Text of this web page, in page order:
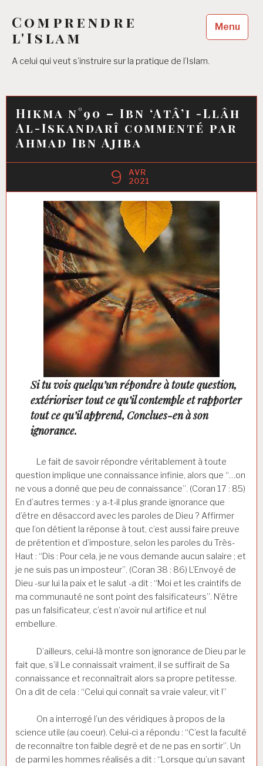
contenu
principal
Comprendre
l'Islam
A celui qui veut s’instruire sur la pratique de l’Islam.
Menu
Hikma n°90 – Ibn ‘Atâ’i -Llâh
Al-Iskandarî commenté par
Ahmad Ibn Ajiba
9
AVR
2021
Si tu vois quelqu’un répondre à toute question,
extérioriser tout ce qu’il contemple et rapporter
tout ce qu’il apprend, Conclues-en à son
ignorance.
Le fait de savoir répondre véritablement à toute
question implique une connaissance infinie, alors que “…on
ne vous a donné que peu de connaissance”. (Coran 17 : 85)
En d’autres termes : y a-t-il plus grande ignorance que
d’être en désaccord avec les paroles de Dieu ? Affirmer
que l’on détient la réponse à tout, c’est aussi faire preuve
de prétention et d’imposture, selon les paroles du Très-
Haut : “Dis : Pour cela, je ne vous demande aucun salaire ; et
je ne suis pas un imposteur”. (Coran 38 : 86) L’Envoyé de
Dieu -sur lui la paix et le salut -a dit : “Moi et les craintifs de
ma communauté ne sont point des falsificateurs”. N’être
pas un falsificateur, c’est n’avoir nul artifice et nul
embellure.
D’ailleurs, celui-là montre son ignorance de Dieu par le
fait que, s’il Le connaissait vraiment, il se suffirait de Sa
connaissance et reconnaîtrait alors sa propre petitesse.
On a dit de cela : “Celui qui connaît sa vraie valeur, vit !”
On a interrogé l’un des véridiques à propos de la
science utile (au coeur). Celui-ci a répondu : “C’est la faculté
de reconnaître ton faible degré et de ne pas en sortir”. Un
de parmi les hommes réalisés a dit : “Lorsque qu’un savant